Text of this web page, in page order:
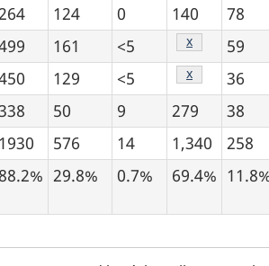
124 0 140
78
161 <5 Tableau 1 -
x
59
129 <5 Tableau 1 -
x
36
50 9 279
38
1930 576 14 1,340
258
88.2% 29.8% 0.7% 69.4%